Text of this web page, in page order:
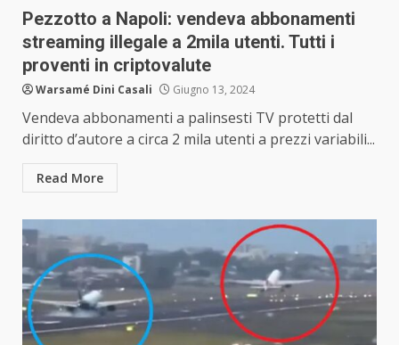
Pezzotto a Napoli: vendeva abbonamenti
streaming illegale a 2mila utenti. Tutti i
proventi in criptovalute
Warsamé Dini Casali Giugno 13, 2024
Vendeva abbonamenti a palinsesti TV protetti dal
diritto d’autore a circa 2 mila utenti a prezzi variabili...
Read More